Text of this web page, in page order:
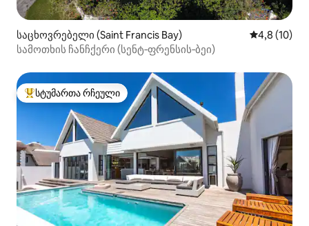
საცხოვრებელი (Saint Francis Bay) საშუალო
4,8 (10)
სამოთხის ჩანჩქერი (სენტ‑ფრენსის‑ბეი)
სტუმართა რჩეული მოწინავე ვარიანტი
სტუმართა რჩეული